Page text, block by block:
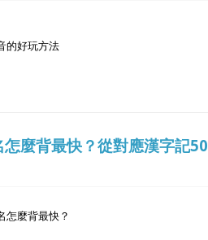
的好玩方法
麼背最快？從對應漢字記50
怎麼背最快？